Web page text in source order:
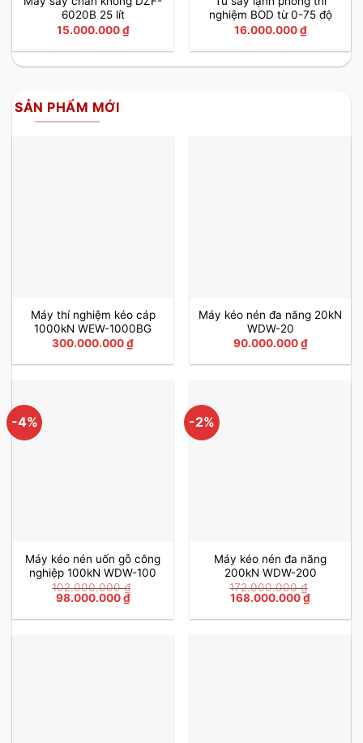
6020B 25 lít
15.000.000₫
nghiệm BOD từ 0-75 độ
16.000.000₫
SẢN PHẨM MỚI
Máy thí nghiệm kéo cáp
1000kN WEW-1000BG
300.000.000₫
Máy kéo nén đa năng 20kN
WDW-20
90.000.000₫
-4%
Máy kéo nén uốn gỗ công
nghiệp 100kN WDW-100
102.000.000₫
Giá
là:
98.000.000₫Giá
hiện
tại
-2%
Máy kéo nén đa năng
200kN WDW-200
172.000.000₫
Giá
là:
168.000.000₫Giá
tại